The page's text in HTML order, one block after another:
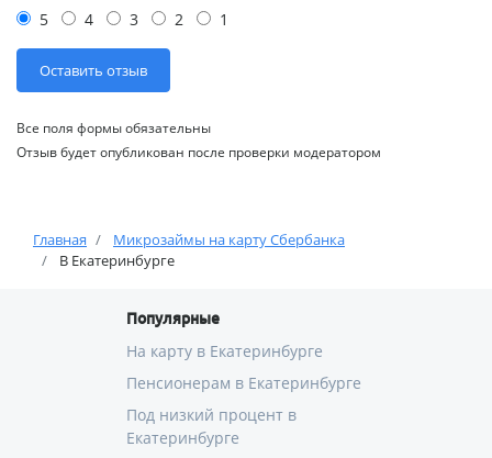
5
4 3 2 1
Все поля формы обязательны
Отзыв будет опубликован после проверки модератором
Главная
Микрозаймы на карту Сбербанка
В Екатеринбурге
Популярные
На карту в Екатеринбурге
Пенсионерам в Екатеринбурге
Под низкий процент в
Екатеринбурге